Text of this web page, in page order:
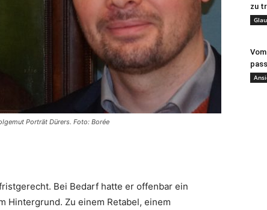
Porträt Dürers. Foto: Borée
Bei Bedarf hatte er offenbar ein
Hintergrund. Zu einem Retabel, einem
zu